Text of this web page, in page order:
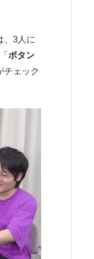
、3人に
ボタン
チェック